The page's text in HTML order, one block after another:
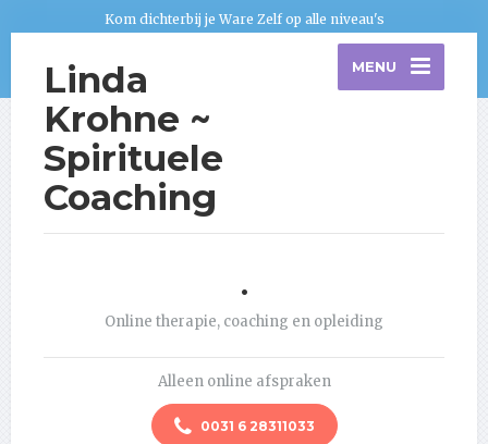
Kom dichterbij je Ware Zelf op alle niveau's
Linda
Krohne ~
Spirituele
Coaching
MENU
.
Online therapie, coaching en opleiding
Alleen online afspraken
0031 6 28311033